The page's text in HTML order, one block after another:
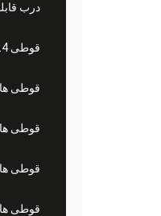
درب
قوطی 8.4 Oz Oz
قوطی
قوطی
قوطی
قوطی